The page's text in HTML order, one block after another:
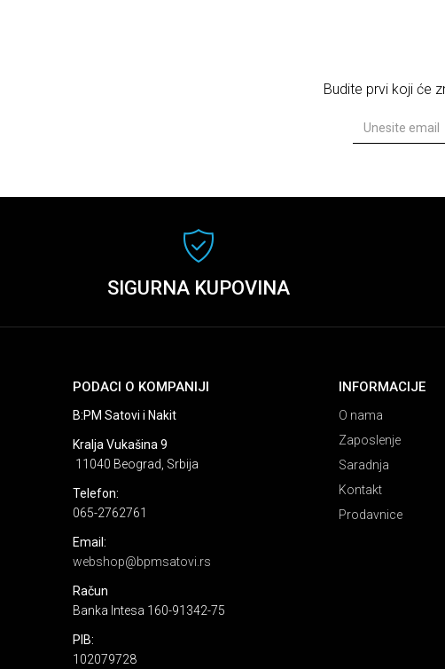
Budite prvi koji će
SIGURNA KUPOVINA
PODACI O KOMPANIJI
B:PM Satovi i Nakit
Kralja Vukašina 9
11040 Beograd, Srbija
Telefon:
065-2762761
Email:
webshop@bpmsatovi.rs
Račun
Banka Intesa 160-91342-75
PIB:
102079728
INFORMACIJE
O nama
Zaposlenje
Saradnja
Kontakt
Prodavnice